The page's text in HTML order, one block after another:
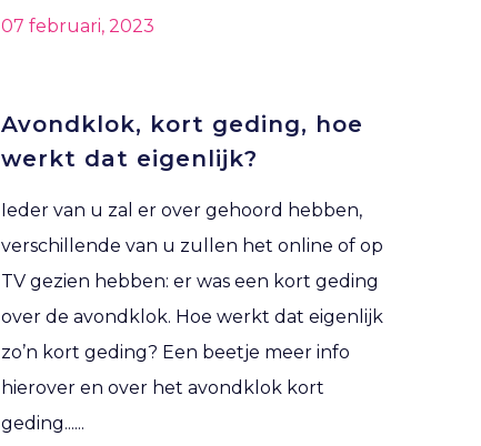
07 februari, 2023
Avondklok, kort geding, hoe
werkt dat eigenlijk?
Ieder van u zal er over gehoord hebben,
verschillende van u zullen het online of op
TV gezien hebben: er was een kort geding
over de avondklok. Hoe werkt dat eigenlijk
zo’n kort geding? Een beetje meer info
hierover en over het avondklok kort
geding......